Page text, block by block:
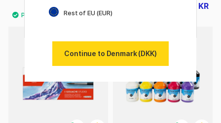
29 KR
20%
Rest of EU (EUR)
Continue to Denmark (DKK)